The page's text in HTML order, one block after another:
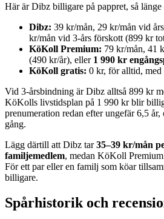
Här är Dibz billigare på pappret, så
Dibz: 39 kr/mån, 29 kr/mån vid
kr/mån vid 3-års förskott (899 kr
KöKoll Premium: 79 kr/mån, 41
(490 kr/år), eller 1 990 kr
KöKoll gratis: 0 kr, för alltid, med
Vid 3-årsbindning är Dibz alltså 899 kr
KöKolls livstidsplan på 1 990 kr blir
prenumeration redan efter ungefär 6,5 år,
gång.
Lägg därtill att Dibz tar35–39 kr/mån
familjemedlem, medan KöKoll
För ett par eller en familj som köar
billigare.
Spårhistorik och